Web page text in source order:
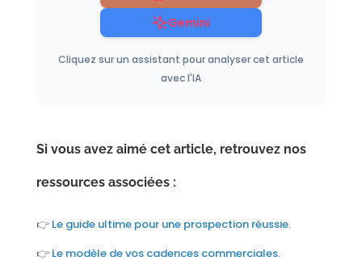
Gemini
Cliquez sur un assistant pour analyser cet article
avec l'IA
Si vous avez aimé cet article, retrouvez nos
ressources associées :
👉 Le guide ultime pour une prospection réussie.
👉 Le modèle de vos cadences commerciales.